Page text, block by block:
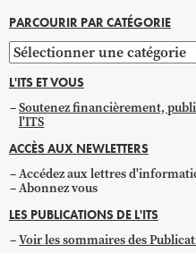
PARCOURIR PAR CATÉGORIE
Parcourir
par
catégorie
L'ITS ET VOUS
Soutenez financièrement,
l'ITS
ACCÈS AUX NEWLETTERS
Accédez aux lettres
Abonnez vous
LES PUBLICATIONS DE L'ITS
Voir les sommaires des